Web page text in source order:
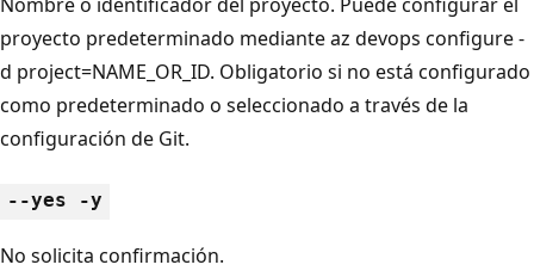
proyecto predeterminado mediante az devops configure -
d project=NAME_OR_ID. Obligatorio si no está configurado
como predeterminado o seleccionado a través de la
configuración de Git.
--yes -y
No solicita confirmación.